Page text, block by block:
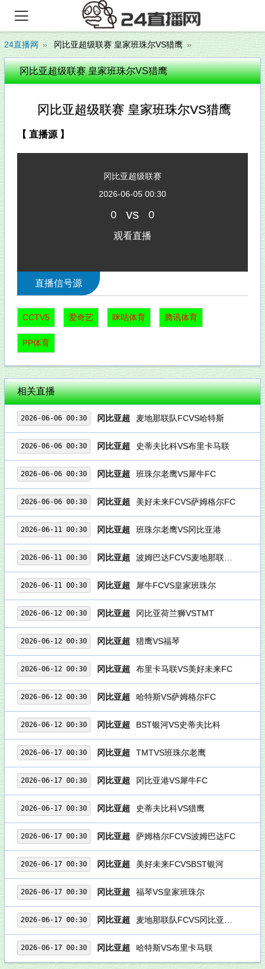

24直播网 冈比亚超级联赛 皇家班珠尔VS猎鹰
冈比亚超级联赛 皇家班珠尔VS猎鹰
冈比亚超级联赛 皇家班珠尔VS猎鹰
【 直播源 】
冈比亚超级联赛
2026-06-05 00:30
0 vs 0
观看直播
直播信号源
CCTV5 爱奇艺 咪咕体育 腾讯体育
PP体育
相关直播
2026-06-06 00:30 冈比亚超 麦地那联队FCVS哈特斯
2026-06-06 00:30 冈比亚超 史蒂夫比科VS布里卡马联
2026-06-06 00:30 冈比亚超 班珠尔老鹰VS犀牛FC
2026-06-06 00:30 冈比亚超 美好未来FCVS萨姆格尔FC
2026-06-11 00:30 冈比亚超 班珠尔老鹰VS冈比亚港
2026-06-11 00:30 冈比亚超 波姆巴达FCVS麦地那联队FC
2026-06-11 00:30 冈比亚超 犀牛FCVS皇家班珠尔
2026-06-12 00:30 冈比亚超 冈比亚荷兰狮VSTMT
2026-06-12 00:30 冈比亚超 猎鹰VS福琴
2026-06-12 00:30 冈比亚超 布里卡马联VS美好未来FC
2026-06-12 00:30 冈比亚超 哈特斯VS萨姆格尔FC
2026-06-12 00:30 冈比亚超 BST银河VS史蒂夫比科
2026-06-17 00:30 冈比亚超 TMTVS班珠尔老鹰
2026-06-17 00:30 冈比亚超 冈比亚港VS犀牛FC
2026-06-17 00:30 冈比亚超 史蒂夫比科VS猎鹰
2026-06-17 00:30 冈比亚超 萨姆格尔FCVS波姆巴达FC
2026-06-17 00:30 冈比亚超 美好未来FCVSBST银河
2026-06-17 00:30 冈比亚超 福琴VS皇家班珠尔
2026-06-17 00:30 冈比亚超 麦地那联队FCVS冈比亚荷兰狮
2026-06-17 00:30 冈比亚超 哈特斯VS布里卡马联